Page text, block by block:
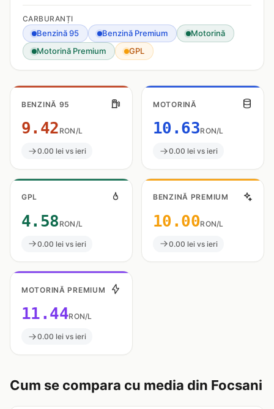
CARBURANȚI
Benzină 95 Benzină Premium
Motorină
Motorină Premium
GPL
BENZINĂ 95
9.42 RON/L
0.00 lei vs ieri
MOTORINĂ
10.63RON/L
0.00 lei vs ieri
GPL
4.58 RON/L
0.00 lei vs ieri
BENZINĂ PREMIUM
10.00RON/L
0.00 lei vs ieri
MOTORINĂ PREMIUM
11.44RON/L
0.00 lei vs ieri
Cum se compara cu media din Focsani